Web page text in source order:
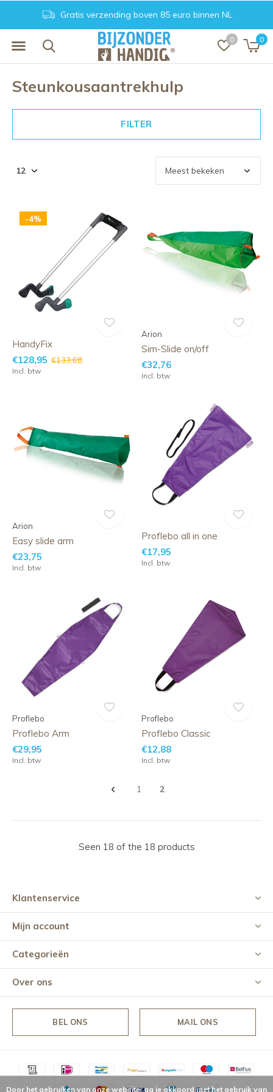
0 0
Gratis verzending boven 85 euro binnen NL
Steunkousaantrekhulp
FILTER
-4%
HandyFix
€128,95 €133,68
Incl. btw
Arion
Sim-Slide on/off
€32,76
Incl. btw
Arion
Easy slide arm
€23,75
Incl. btw
Proflebo all in one
€17,95
Incl. btw
Proflebo
Proflebo Arm
€29,95
Incl. btw
Proflebo
Proflebo Classic
€12,88
Incl. btw
1 2
Seen 18 of the 18 products
Klantenservice
Mijn account
Categorieën
Over ons
BEL ONS MAIL ONS
Door het gebruiken van onze website, ga je akkoord met het gebruik van